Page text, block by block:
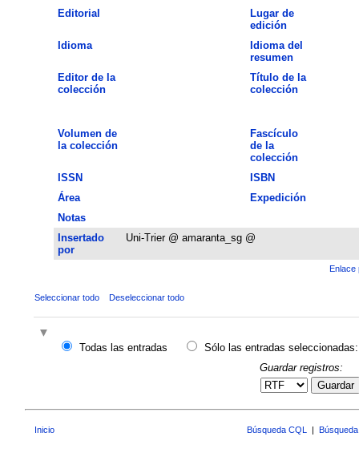
Editorial
Lugar de
edición
Idioma
Idioma del
resumen
Editor de la
colección
Título de la
colección
Volumen de
la colección
Fascículo
de la
colección
ISSN
ISBN
Área
Expedición
Notas
Insertado
por
Uni-Trier @ amaranta_sg @
Enlace
Seleccionar todo Deseleccionar todo
Todas las entradas
Sólo las entradas seleccionadas:
Guardar registros:
Guardar
Inicio Búsqueda CQL